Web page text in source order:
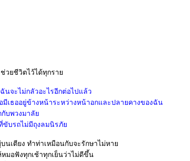
วยชีวิตไว้ได้ทุกรา
จะไม่กลัวอะไรอีกต่อไปแล้ว
มีเธออยู่ข้างหน้าระหว่างหน้าอกและปลายคางของฉัน
กับพวงมาลั
ขับรถไม่มีถุงลมนิรภั
นเตียง ทำท่าเหมือนกับจะรักษาไม่หา
มอฟังทุกเช้าทุกเย็นว่าไม่ดีขึ้น